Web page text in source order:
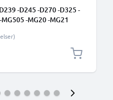
-D245 -D270 -D325 -
-MG20 -MG21